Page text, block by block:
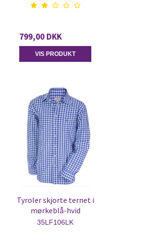
799,00 DKK
VIS PRODUKT
Tyroler skjorte ternet i
mørkeblå-hvid
35LF106LK